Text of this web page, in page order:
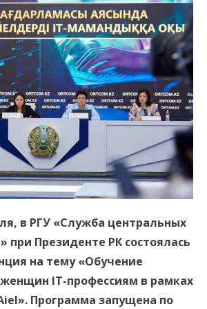
в РГУ «Служба центральных
при Президенте РК состоялась
на тему «Обучение
женщин ІТ-профессиям в рамках
Программа запущена по